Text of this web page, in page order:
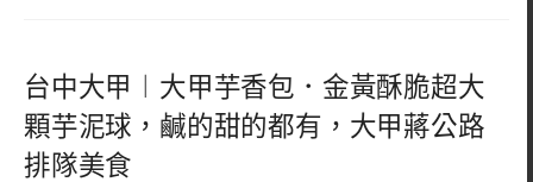
台中大甲︱大甲芋香包．金黃酥脆超大
顆芋泥球，鹹的甜的都有，大甲蔣公路
排隊美食